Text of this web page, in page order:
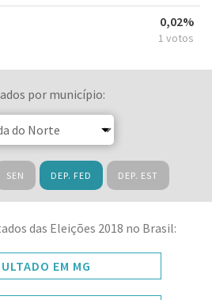
0,02%
1 votos
por município:
SEN DEP. FED DEP. EST
das Eleições 2018 no Brasil:
EM MG